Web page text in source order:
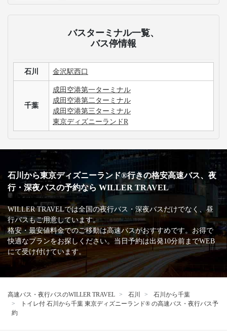
バスターミナル一覧、
バス停情報
石川 金沢駅西口
千葉
成田空港第一ターミナル
成田空港第二ターミナル
成田空港第三ターミナル
東京ディズニーランドR
石川から東京ディズニーランド®行きの格安高速バス、夜
行・深夜バスの予約なら WILLER TRAVEL
WILLER TRAVELでは全国の夜行バス・深夜バスだけでなく、昼
行バスもご用意しています。
格安・最安値料金でのご移動は高速バスがおすすめです。お得で
快適なプランをお探しください。当日予約は出発10分前までWEB
にて受け付けています。
高速バス・夜行バスのWILLER TRAVEL 石川
石川から千葉
トイレ付 石川から千葉 東京ディズニーランド® の高速バス・夜行バス予
約